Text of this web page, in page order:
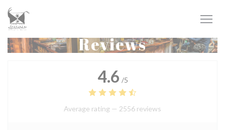
Personalizing your cookie choices
Reviews
4.6 /5
Average rating — 2556 reviews